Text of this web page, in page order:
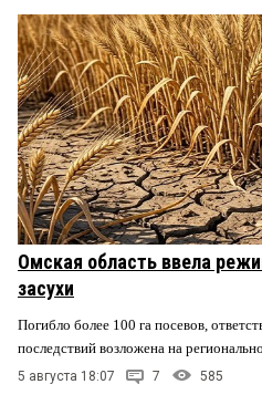
Омская область ввела
засухи
Погибло более 100 га посевов,
последствий возложена на
5 августа 18:07 7 585